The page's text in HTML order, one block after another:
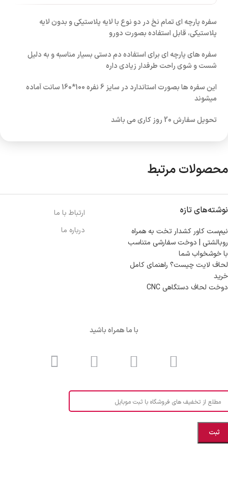
سفره پارچه ای تمام نخ در دو نوع با لایه پلاستیکی و بدون لایه
پلاستیکی، قابل استفاده بصورت دورو
سفره های پارچه ای برای استفاده دم دستی بسیار مناسبه و به دلیل
شست و شوی راحت طرفدار زیادی داره
این سفره ها بصورت استاندارد در سایز 6 نفره 100*160 سانت آماده
میشوند
تحویل سفارش 20 روز کاری می باشد
محصولات مرتبط
نوشته‌های تازه
نیم‌ست کاور کشدار تخت به همراه
روبالشتی | دوخت سفارشی متناسب
با خوشخواب شما
لحاف لایت چیست؟ راهنمای کامل
خرید
دوخت لحاف دستگاهی CNC
ارتباط با ما
درباره ما
با ما همراه باشید
مطلع از تخفیف های فروشگاه با ثبت موبایل